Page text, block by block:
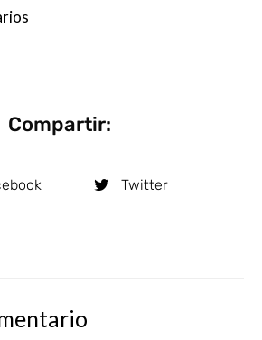
Compartir:
Twitter